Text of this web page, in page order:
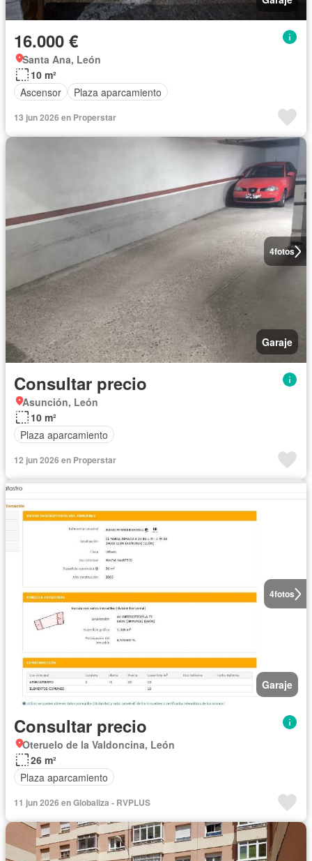
16.000 €
Santa Ana, León
10 m²
Ascensor
Plaza aparcamiento
13 jun 2026 en Properstar
4fotos
Garaje
Consultar precio
Asunción, León
10 m²
Plaza aparcamiento
12 jun 2026 en Properstar
4fotos
Garaje
Consultar precio
Oteruelo de la Valdoncina, León
26 m²
Plaza aparcamiento
11 jun 2026 en Globaliza - RVPLUS